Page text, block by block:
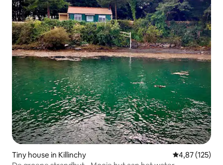
Tiny house in Killinchy Gemiddelde
4,87 (125)